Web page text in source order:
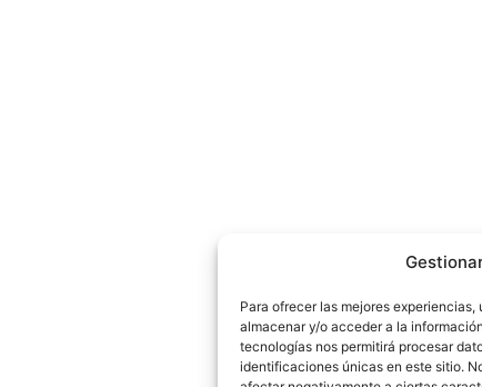
Para ofrecer las mejores
almacenar y/o acceder a la
tecnologías nos permitirá procesar
identificaciones únicas en este sitio.